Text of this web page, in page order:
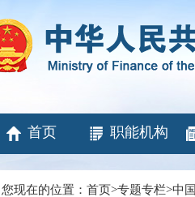
首页 职能机构
您现在的位置： 首页>专题专栏>中